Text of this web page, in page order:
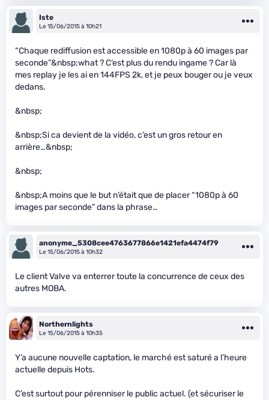
Iste
Le 15/06/2015 à 10h21
“Chaque rediffusion est accessible en 1080p à 60 images par
seconde”&nbsp;what ? C’est plus du rendu ingame ? Car là
mes replay je les ai en 144FPS 2k, et je peux bouger ou je veux
dedans.
&nbsp;
&nbsp;Si ca devient de la vidéo, c’est un gros retour en
arrière…&nbsp;
&nbsp;
&nbsp;A moins que le but n’était que de placer “1080p à 60
images par seconde” dans la phrase…
anonyme_5308cee4763677866e1421efa4474f79
Le 15/06/2015 à 10h32
Le client Valve va enterrer toute la concurrence de ceux des
autres MOBA.
Northernlights
Le 15/06/2015 à 10h35
Y’a aucune nouvelle captation, le marché est saturé a l’heure
actuelle depuis Hots.
C’est surtout pour pérenniser le public actuel. (et sécuriser le